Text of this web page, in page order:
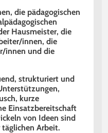
die pädagogischen
Hausmeister, die
innen, die
innen und die
strukturiert und
kurze
Einsatzbereitschaft
von Ideen sind
Arbeit.